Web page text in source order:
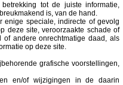
tot de juiste informatie,
is, van de hand.
enige speciale, indirecte of gevolg
deze site, veroorzaakte schade of
andere onrechtmatige daad, als
op deze site.
grafische voorstellingen,
en/of wijzigingen in de daarin